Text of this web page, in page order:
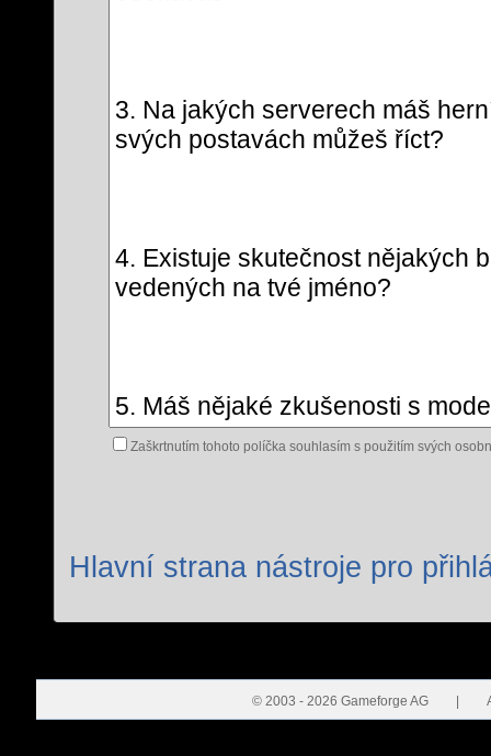
Zaškrtnutím tohoto políčka souhlasím s použitím svých
Hlavní strana nástroje pro
© 2003 - 2026 Gameforge AG